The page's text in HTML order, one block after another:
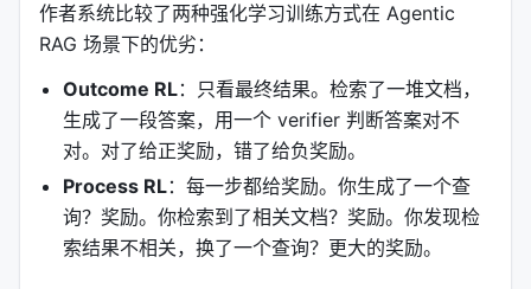
作者系统比较了两种强化学习训练方式在 Agentic
RAG 场景下的优劣：
Outcome RL：只看最终结果。检索了一堆文档，
生成了一段答案，用一个 verifier 判断答案对不
对。对了给正奖励，错了给负奖励。
Process RL：每一步都给奖励。你生成了一个查
询？奖励。你检索到了相关文档？奖励。你发现检
索结果不相关，换了一个查询？更大的奖励。